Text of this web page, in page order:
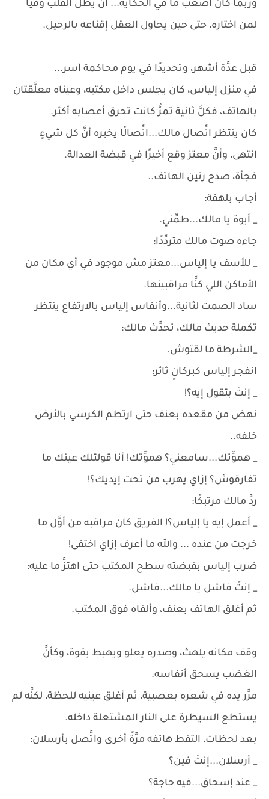
وربما كان أصعب ما في الحكاية... أن يظل القلب وفيًّا
لمن اختاره، حتى حين يحاول العقل إقناعه بالرحيل.
قبل عدَّة أشهر، وتحديدًا في يوم محاكمة آسر...
في منزل إلياس، كان يجلس داخل مكتبه، وعيناه معلَّقتان
بالهاتف، فكلُّ ثانية تمرُّ كانت تحرق أعصابه أكثر.
كان ينتظر اتِّصال مالك...اتِّصالًا يخبره أنَّ كل شيءٍ
انتهى، وأنَّ معتز وقع أخيرًا في قبضة العدالة.
فجأة، صدح رنين الهاتف..
أجاب بلهفة:
_ أيوة يا مالك...طمِّني.
جاءه صوت مالك متردِّدًا:
_ للأسف يا إلياس...معتز مش موجود في أي مكان من
الأماكن اللي كنَّا مراقبينها.
ساد الصمت لثانية...وأنفاس إلياس بالارتفاع ينتظر
تكملة حديث مالك، تحدَّث مالك:
_الشرطة ما لقتوش.
انفجر إلياس كبركانٍ ثائر:
_ إنتَ بتقول إيه؟!
نهض من مقعده بعنف حتى ارتطم الكرسي بالأرض
خلفه..
_ هموِّتك...سامعني؟ هموِّتك! أنا قولتلك عينك ما
تفارقوش؟ إزاي يهرب من تحت إيديك؟!
ردَّ مالك مرتبكًا:
_ أعمل إيه يا إلياس؟! الفريق كان مراقبه من أوَّل ما
خرجت من عنده ... والله ما أعرف إزاي اختفى!
ضرب إلياس بقبضته سطح المكتب حتى اهتزَّ ما عليه:
_ إنتَ فاشل يا مالك...فاشل.
ثم أغلق الهاتف بعنف، وألقاه فوق المكتب.
وقف مكانه يلهث، وصدره يعلو ويهبط بقوة، وكأنَّ
الغضب يسحق أنفاسه.
مرَّر يده في شعره بعصبية، ثم أغلق عينيه للحظة، لكنَّه لم
يستطع السيطرة على النار المشتعلة داخله.
بعد لحظات، التقط هاتفه مرَّةً أخرى واتَّصل بأرسلان:
_ أرسلان...إنتَ فين؟
_ عند إسحاق...فيه حاجة؟